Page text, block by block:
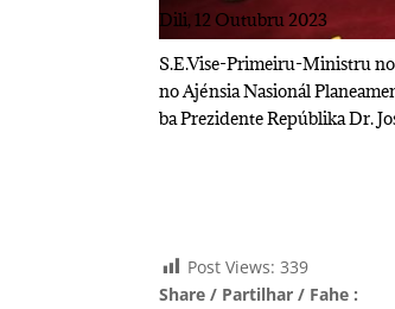
Dili, 12 Outubru 2023
S.E.Vise-Primeiru-Ministru
no Ajénsia Nasionál
ba Prezidente Repúblika Dr.
Post Views: 339
Share / Partilhar / Fahe :